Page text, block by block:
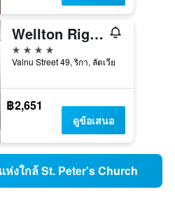
Wellton Riga Hotel & Spa
4 ดาว
Valnu Street 49, ริกา, ลัตเวีย
฿2,651
ดูข้อเสนอ
งใกล้ St. Peter's Church